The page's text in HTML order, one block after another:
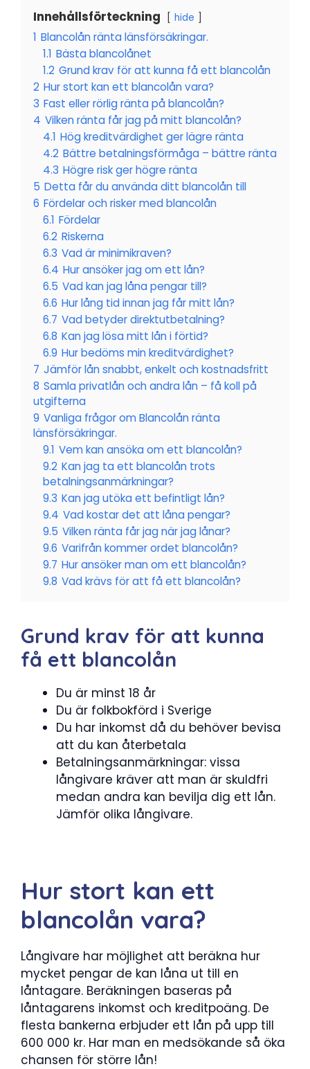
Innehållsförteckning hide
1 Blancolån ränta länsförsäkringar.
1.1 Bästa blancolånet
1.2 Grund krav för att kunna få ett blancolån
2 Hur stort kan ett blancolån vara?
3 Fast eller rörlig ränta på blancolån?
4 Vilken ränta får jag på mitt blancolån?
4.1 Hög kreditvärdighet ger lägre ränta
4.2 Bättre betalningsförmåga – bättre ränta
4.3 Högre risk ger högre ränta
5 Detta får du använda ditt blancolån till
6 Fördelar och risker med blancolån
6.1 Fördelar
6.2 Riskerna
6.3 Vad är minimikraven?
6.4 Hur ansöker jag om ett lån?
6.5 Vad kan jag låna pengar till?
6.6 Hur lång tid innan jag får mitt lån?
6.7 Vad betyder direktutbetalning?
6.8 Kan jag lösa mitt lån i förtid?
6.9 Hur bedöms min kreditvärdighet?
7 Jämför lån snabbt, enkelt och kostnadsfritt
8 Samla privatlån och andra lån – få koll på
utgifterna
9 Vanliga frågor om Blancolån ränta
länsförsäkringar.
9.1 Vem kan ansöka om ett blancolån?
9.2 Kan jag ta ett blancolån trots
betalningsanmärkningar?
9.3 Kan jag utöka ett befintligt lån?
9.4 Vad kostar det att låna pengar?
9.5 Vilken ränta får jag när jag lånar?
9.6 Varifrån kommer ordet blancolån?
9.7 Hur ansöker man om ett blancolån?
9.8 Vad krävs för att få ett blancolån?
Grund krav för att kunna
få ett blancolån
Du är minst 18 år
Du är folkbokförd i Sverige
Du har inkomst då du behöver bevisa
att du kan återbetala
Betalningsanmärkningar: vissa
långivare kräver att man är skuldfri
medan andra kan bevilja dig ett lån.
Jämför olika långivare.
Hur stort kan ett
blancolån vara?
Långivare har möjlighet att beräkna hur
mycket pengar de kan låna ut till en
låntagare. Beräkningen baseras på
låntagarens inkomst och kreditpoäng. De
flesta bankerna erbjuder ett lån på upp till
600 000 kr. Har man en medsökande så öka
chansen för större lån!